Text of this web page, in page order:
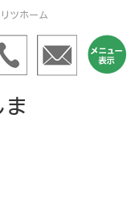
ツホーム
ま